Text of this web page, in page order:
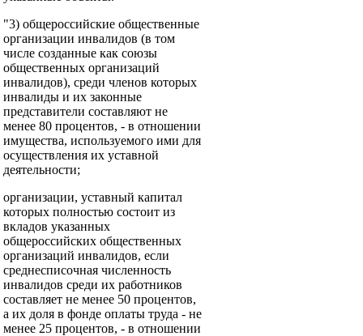
"3) общероссийские общественные
организации инвалидов (в том
числе созданные как союзы
общественных организаций
инвалидов), среди членов которых
инвалиды и их законные
представители составляют не
менее 80 процентов, - в отношении
имущества, используемого ими для
осуществления их уставной
деятельности;
организации, уставный капитал
которых полностью состоит из
вкладов указанных
общероссийских общественных
организаций инвалидов, если
среднесписочная численность
инвалидов среди их работников
составляет не менее 50 процентов,
а их доля в фонде оплаты труда - не
менее 25 процентов, - в отношении